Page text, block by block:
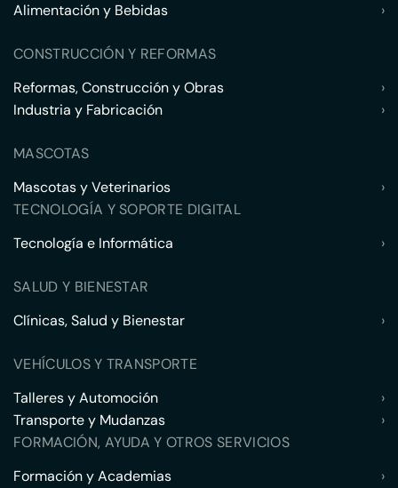
Alimentación y Bebidas
›
CONSTRUCCIÓN Y REFORMAS
Reformas, Construcción y Obras
›
Industria y Fabricación
›
MASCOTAS
Mascotas y Veterinarios
›
TECNOLOGÍA Y SOPORTE DIGITAL
Tecnología e Informática
›
SALUD Y BIENESTAR
Clínicas, Salud y Bienestar
›
VEHÍCULOS Y TRANSPORTE
Talleres y Automoción
›
Transporte y Mudanzas
›
FORMACIÓN, AYUDA Y OTROS SERVICIOS
Formación y Academias
›